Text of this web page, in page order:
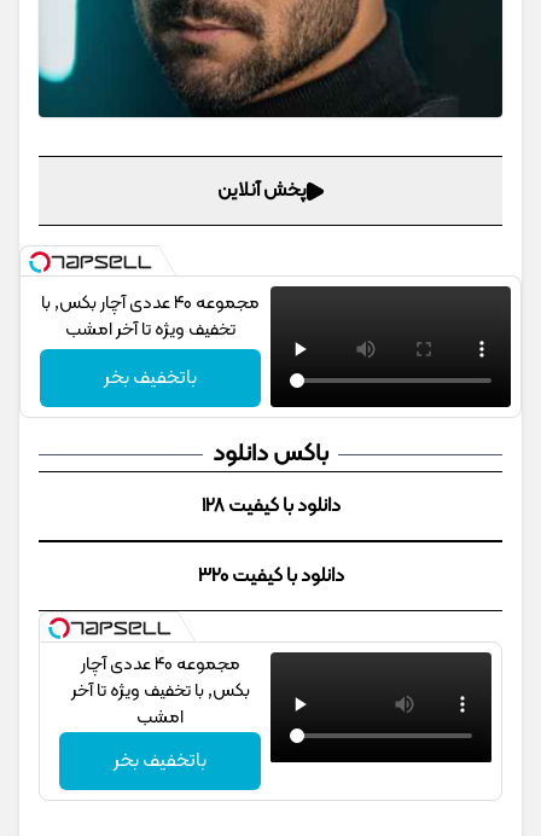
پخش آنلاین
مجموعه 40 عددی آچار بکس, با
تخفیف ویژه تا آخر امشب
باتخفیف بخر
باکس دانلود
دانلود با کیفیت 128
دانلود با کیفیت 320
مجموعه 40 عددی آچار
بکس, با تخفیف ویژه تا آخر
امشب
باتخفیف بخر